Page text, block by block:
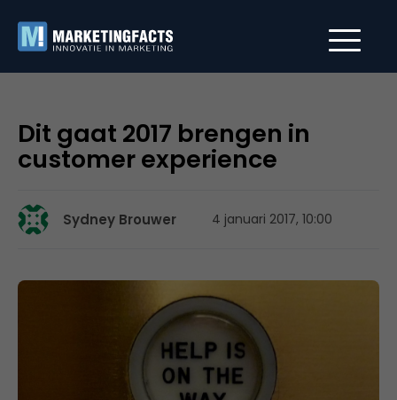
Dit gaat 2017 brengen in
customer experience
Sydney Brouwer 4 januari 2017, 10:00